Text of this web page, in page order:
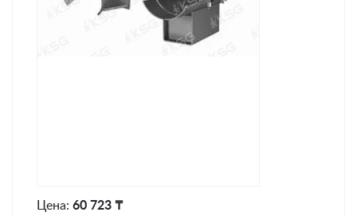
Цена: 60 723 ₸